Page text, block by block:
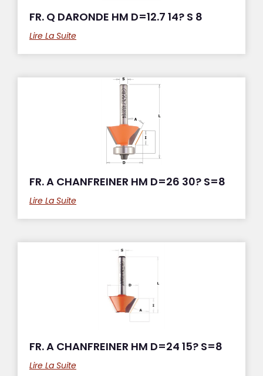
FR. Q DARONDE HM D=12.7 14? S 8
Lire La Suite
FR. A CHANFREINER HM D=26 30? S=8
Lire La Suite
FR. A CHANFREINER HM D=24 15? S=8
Lire La Suite